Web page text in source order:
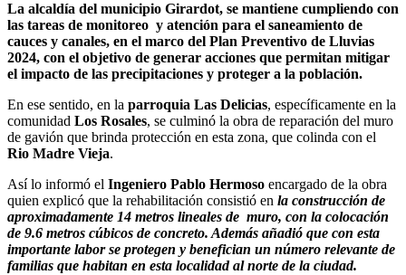
La alcaldía del municipio Girardot, se mantiene cumpliendo con
las tareas de monitoreo y atención para el saneamiento de
cauces y canales, en el marco del Plan Preventivo de Lluvias
2024, con el objetivo de generar acciones que permitan mitigar
el impacto de las precipitaciones y proteger a la población.
En ese sentido, en la parroquia Las Delicias, específicamente en la
comunidad Los Rosales, se culminó la obra de reparación del muro
de gavión que brinda protección en esta zona, que colinda con el
Rio Madre Vieja.
Así lo informó el Ingeniero Pablo Hermoso encargado de la obra
quien explicó que la rehabilitación consistió en la construcción de
aproximadamente 14 metros lineales de muro, con la colocación
de 9.6 metros cúbicos de concreto. Además añadió que con esta
importante labor se protegen y benefician un número relevante de
familias que habitan en esta localidad al norte de la ciudad.